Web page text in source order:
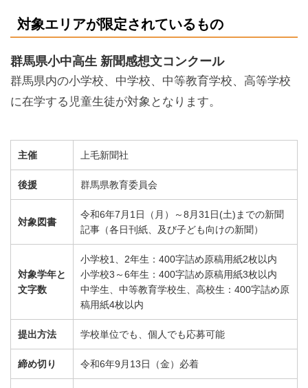
対象エリアが限定されているもの
群馬県小中高生 新聞感想文コンクール
群馬県内の小学校、中学校、中等教育学校、高等学校
に在学する児童生徒が対象となります。
主催 上毛新聞社
後援 群馬県教育委員会
対象図書
令和6年7月1日（月）～8月31日(土)までの新聞
記事（各日刊紙、及び子ども向けの新聞）
対象学年と
文字数
小学校1、2年生：400字詰め原稿用紙2枚以内
小学校3～6年生：400字詰め原稿用紙3枚以内
中学生、中等教育学校生、高校生：400字詰め原
稿用紙4枚以内
提出方法 学校単位でも、個人でも応募可能
締め切り 令和6年9月13日（金）必着